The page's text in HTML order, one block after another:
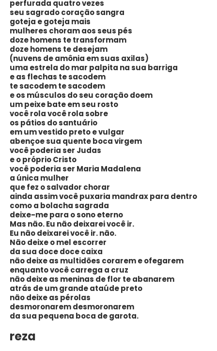
perfurada quatro vezes
seu sagrado coração sangra
goteja e goteja mais
mulheres choram aos seus pés
doze homens te transformam
doze homens te desejam
(nuvens de amônia em suas axilas)
uma estrela do mar palpita na sua barriga
e as flechas te sacodem
te sacodem te sacodem
e os músculos do seu coração doem
um peixe bate em seu rosto
você rola você rola sobre
os pátios do santuário
em um vestido preto e vulgar
abençoe sua quente boca virgem
você poderia ser Judas
e o próprio Cristo
você poderia ser Maria Madalena
a única mulher
que fez o salvador chorar
ainda assim você puxaria mandrax para dentro
como a bolacha sagrada
deixe-me para o sono eterno
Mas não. Eu não deixarei você ir.
Eu não deixarei você ir. não.
Não deixe o mel escorrer
da sua doce doce caixa
não deixe as multidões corarem e ofegarem
enquanto você carrega a cruz
não deixe as meninas de flor te abanarem
atrás de um grande ataúde preto
não deixe as pérolas
desmoronarem desmoronarem
da sua pequena boca de garota.
reza